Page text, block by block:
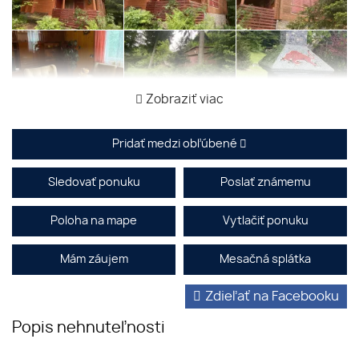
Zobraziť viac
Pridať medzi obľúbené
Sledovať ponuku Poslať známemu
Poloha na mape Vytlačiť ponuku
Mám záujem Mesačná splátka
Popis nehnuteľnosti
Zdieľať na Facebooku